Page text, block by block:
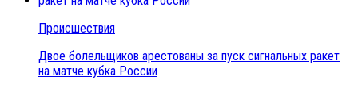
Происшествия
Двое болельщиков арестованы за пуск сигнальных ракет
на матче кубка России